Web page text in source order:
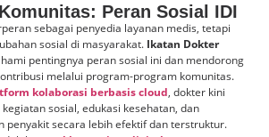
Peran Sosial IDI
sebagai penyedia layanan medis, tetapi
sosial di masyarakat. Ikatan Dokter
pentingnya peran sosial ini dan mendorong
melalui program-program komunitas.
kolaborasi berbasis cloud, dokter kini
sosial, edukasi kesehatan, dan
penyakit secara lebih efektif dan terstruktur.